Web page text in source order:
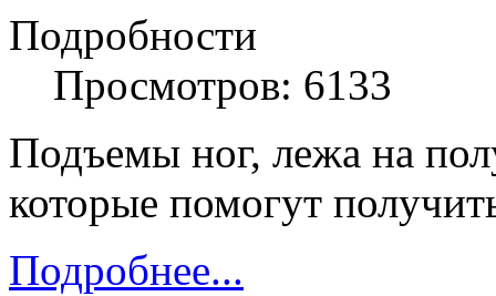
Подробности
Просмотров: 6133
Подъемы ног, лежа на
которые помогут
Подробнее...